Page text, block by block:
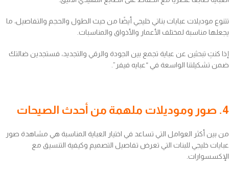
تتنوع موديلات عبايات بناتي خليجي أيضًا من حيث الطول والحجم والتفاصيل، ما
يجعلها مناسبة لمختلف الأعمار والأذواق والمناسبات.
إذا كنتِ تبحثين عن عباية تجمع بين الجودة والرقي والتجديد، فستجدين ضالتك
ضمن تشكيلتنا الواسعة في “عبايه فيفر”.
4. صور وموديلات ملهمة من أحدث الصيحات
من بين أكثر العوامل التي تساعد في اختيار العباية المناسبة هي مشاهدة صور
عبايات خليجي للبنات التي تعرض تفاصيل التصميم وكيفية التنسيق مع
الإكسسوارات.